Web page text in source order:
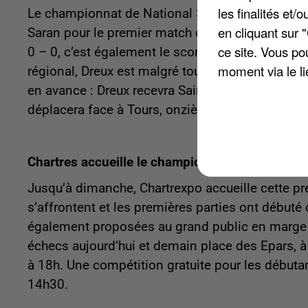
Le championnat de National 3, lui, reprenait ce
Saran pour le premier match de la saison. La
0 – 0, c’est également le score de la réserve
régional, Dreux est malgré tout quatrième et
en avance : Dreux recevra Saint-Cyr-sur-Loire,
déplacera face à Tours, onzième.
Chartres accueille le championnat de France
Jusqu’à dimanche, Chartrexpo accueille cette
s’affrontent et les premières parties ont
également proposées au grand public en
échecs aujourd’hui et demain place des Epars,
à 18h. Une compétition gratuite pour les
14h30.
les finalités et/
en cliquant sur
ce site. Vous
moment via le